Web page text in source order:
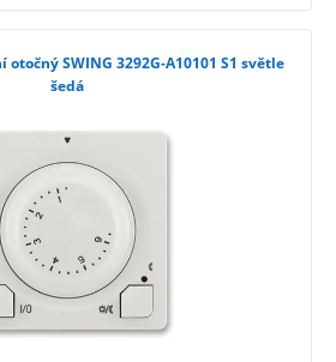
SWING 3292G-A10101 S1 světle
šedá